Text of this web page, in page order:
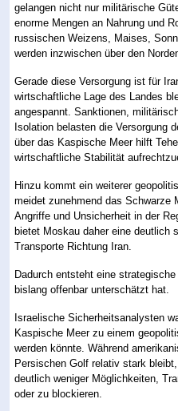
gelangen nicht nur militärische
enorme Mengen an Nahrung und
russischen Weizens, Maises,
werden inzwischen über den
Gerade diese Versorgung ist für
wirtschaftliche Lage des Landes
angespannt. Sanktionen,
Isolation belasten die Versorgung
über das Kaspische Meer hilft
wirtschaftliche Stabilität
Hinzu kommt ein weiterer
meidet zunehmend das Schwarze
Angriffe und Unsicherheit in der
bietet Moskau daher eine deutlich
Transporte Richtung Iran.
Dadurch entsteht eine
bislang offenbar unterschätzt hat.
Israelische Sicherheitsanalysten
Kaspische Meer zu einem
werden könnte. Während
Persischen Golf relativ stark
deutlich weniger Möglichkeiten,
oder zu blockieren.